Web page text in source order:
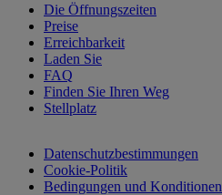
Die Öffnungszeiten
Preise
Erreichbarkeit
Laden Sie
FAQ
Finden Sie Ihren Weg
Stellplatz
Datenschutzbestimmungen
Cookie-Politik
Bedingungen und Konditionen